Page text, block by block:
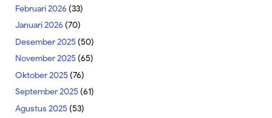
Februari 2026 (33)
Januari 2026 (70)
Desember 2025 (50)
November 2025 (65)
Oktober 2025 (76)
September 2025 (61)
Agustus 2025 (53)